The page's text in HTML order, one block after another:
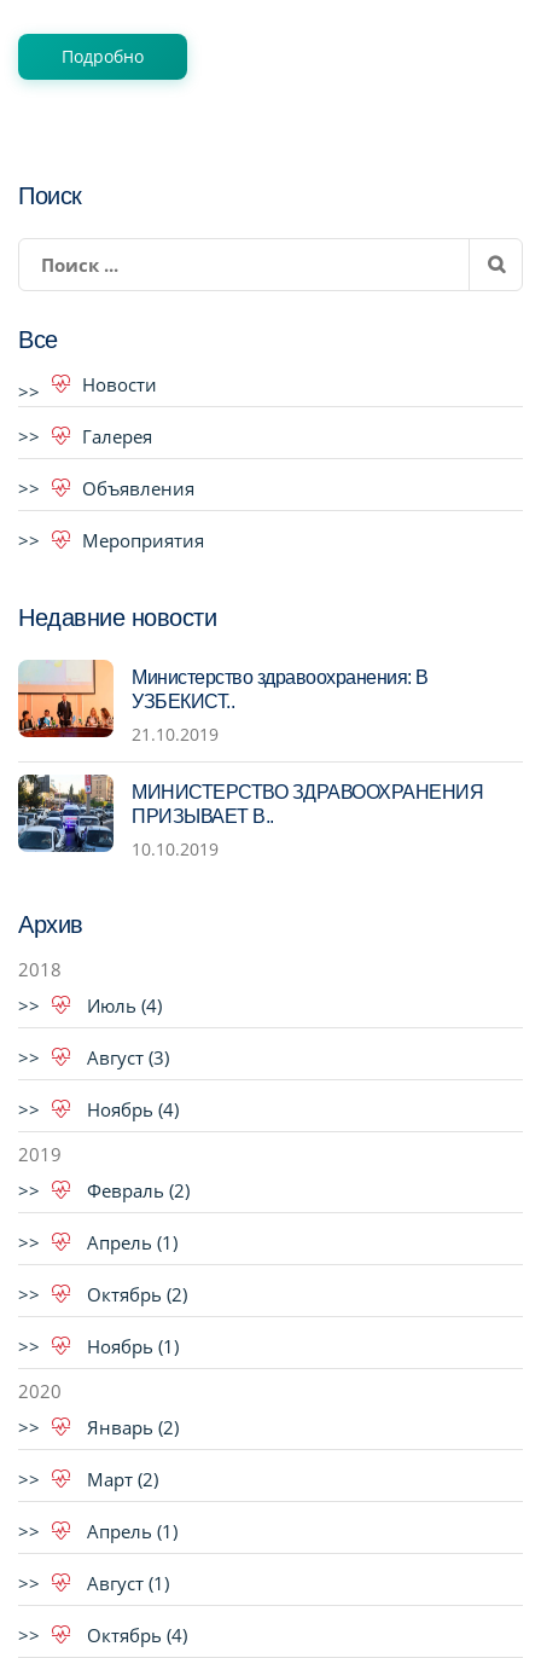
Поиск
Все
Новости
Галерея
Объявления
Мероприятия
Недавние новости
Министерство здравоохранения: В
УЗБЕКИСТ..
21.10.2019
МИНИСТЕРСТВО ЗДРАВООХРАНЕНИЯ
ПРИЗЫВАЕТ В..
10.10.2019
Архив
2018
Июль (4)
Август (3)
Ноябрь (4)
2019
Февраль (2)
Апрель (1)
Октябрь (2)
Ноябрь (1)
2020
Январь (2)
Март (2)
Апрель (1)
Август (1)
Октябрь (4)
Подробно